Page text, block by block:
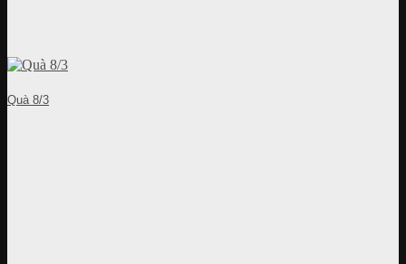
Quà 8/3